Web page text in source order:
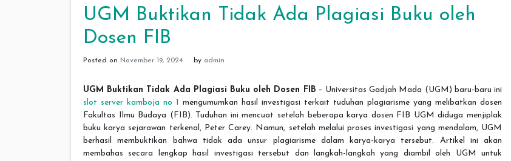
UGM Buktikan Tidak Ada Plagiasi Buku oleh
Dosen FIB
Posted on November 19, 2024 by admin
UGM Buktikan Tidak Ada Plagiasi Buku oleh Dosen FIB – Universitas Gadjah Mada (UGM) baru-baru ini
slot server kamboja no 1 mengumumkan hasil investigasi terkait tuduhan plagiarisme yang melibatkan dosen
Fakultas Ilmu Budaya (FIB). Tuduhan ini mencuat setelah beberapa karya dosen FIB UGM diduga menjiplak
buku karya sejarawan terkenal, Peter Carey. Namun, setelah melalui proses investigasi yang mendalam, UGM
berhasil membuktikan bahwa tidak ada unsur plagiarisme dalam karya-karya tersebut. Artikel ini akan
membahas secara lengkap hasil investigasi tersebut dan langkah-langkah yang diambil oleh UGM untuk